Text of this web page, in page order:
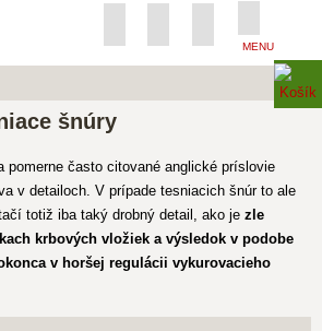
MENU
šnúry
pomerne často citované anglické príslovie
v detailoch. V prípade tesniacich šnúr to ale
totiž iba taký drobný detail, ako je zle
krbových vložiek a výsledok v podobe
v horšej regulácii vykurovacieho